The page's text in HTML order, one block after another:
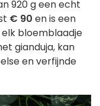
920 g een echt
€ 90 en is een
bloemblaadje
gianduja, kan
en verfijnde